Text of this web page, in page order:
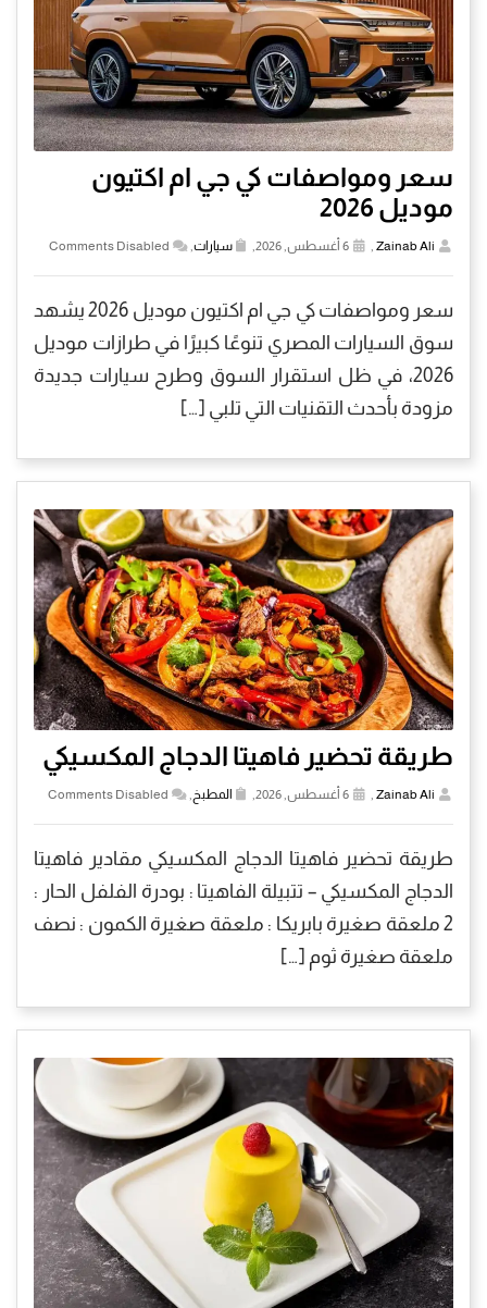
سعر ومواصفات كي جي ام اكتيون
موديل 2026
Zainab Ali
, سيارات,
Comments Disabled
سعر ومواصفات كي جي ام اكتيون موديل 2026 يشهد
سوق السيارات المصري تنوعًا كبيرًا في طرازات موديل
2026، في ظل استقرار السوق وطرح سيارات جديدة
مزودة بأحدث التقنيات التي تلبي […]
طريقة تحضير فاهيتا الدجاج المكسيكي
Zainab Ali المطبخ Comments Disabled
طريقة تحضير فاهيتا الدجاج المكسيكي مقادير فاهيتا
الدجاج المكسيكي – تتبيلة الفاهيتا : بودرة الفلفل الحار :
2 ملعقة صغيرة بابريكا : ملعقة صغيرة الكمون : نصف
ملعقة صغيرة ثوم […]